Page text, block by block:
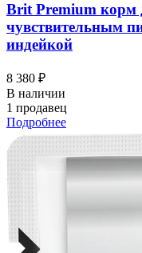
Brit Premium корм
чувствительным
индейкой
8 380 ₽
В наличии
1 продавец
Подробнее